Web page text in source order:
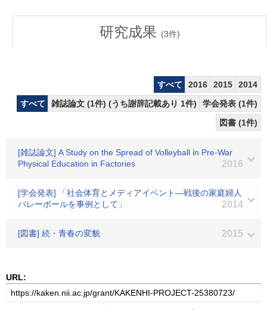
研究成果 (3件)
すべて 2016 2015
2014
すべて
雑誌論文 (1件) (うち謝辞記載あり 1件)
学会発表 (1件)
図書 (1件)
[雑誌論文] A Study on the Spread of Volleyball in Pre-War
Physical Education in Factories
2016
[学会発表] 「社会体育とメディアイベント―戦後の家庭婦人
バレーボールを事例として」
2014
[図書] 続・青春の変貌 2015
URL: